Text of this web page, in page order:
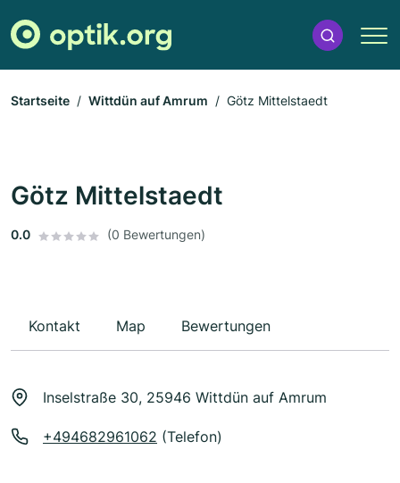
Startseite Wittdün auf Amrum Götz Mittelstaedt
Götz Mittelstaedt
0.0 (0 Bewertungen)
Kontakt Map Bewertungen
Inselstraße 30, 25946 Wittdün auf Amrum
+494682961062 (Telefon)